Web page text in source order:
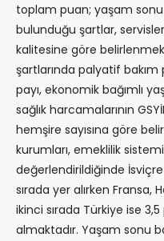
toplam puan; yaşam
bulunduğu şartlar,
kalitesine göre
şartlarında palyatif bakım
payı, ekonomik bağımlı
sağlık harcamalarının
hemşire sayısına göre
kurumları, emeklilik
değerlendirildiğinde
sırada yer alırken Fransa,
ikinci sırada Türkiye ise
almaktadır. Yaşam sonu